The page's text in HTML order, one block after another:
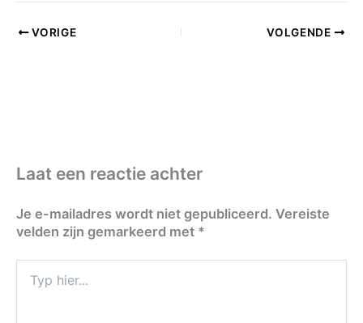
VORIGE VOLGENDE
Laat een reactie achter
Je e-mailadres wordt niet gepubliceerd. Vereiste
velden zijn gemarkeerd met *
hier...